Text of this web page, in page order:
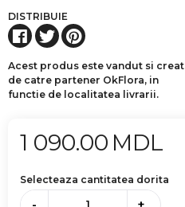
DISTRIBUIE
Acest produs este vandut si creat
de catre partener OkFlora, in
functie de localitatea livrarii.
1 090.00 MDL
Selecteaza cantitatea dorita